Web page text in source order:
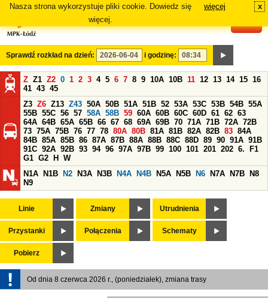
Nasza strona wykorzystuje pliki cookie. Dowiedz się
więcej.
więcej x
Sprawdź rozkład na dzień: i godzinę:
Z Z1 Z2 0 1 2 3 4 5 6 7 8 9 10A 10B 11 12 13 14 15 16
41 43 45
Z3 Z6 Z13 Z43 50A 50B 51A 51B 52 53A 53C 53B 54B 55A
55B 55C 56 57 58A 58B 59 60A 60B 60C 60D 61 62 63
64A 64B 65A 65B 66 67 68 69A 69B 70 71A 71B 72A 72B
73 75A 75B 76 77 78 80A 80B 81A 81B 82A 82B 83 84A
84B 85A 85B 86 87A 87B 88A 88B 88C 88D 89 90 91A 91B
91C 92A 92B 93 94 96 97A 97B 99 100 101 201 202 6.
F1
G1 G2 H
W
N1A
N1B N2 N3A N3B N4A N4B N5A N5B N6 N7A N7B
N8
N9
Linie Zmiany Utrudnienia
Przystanki Połączenia Schematy
Pobierz
Od dnia 8 czerwca 2026 r., (poniedziałek), zmiana trasy